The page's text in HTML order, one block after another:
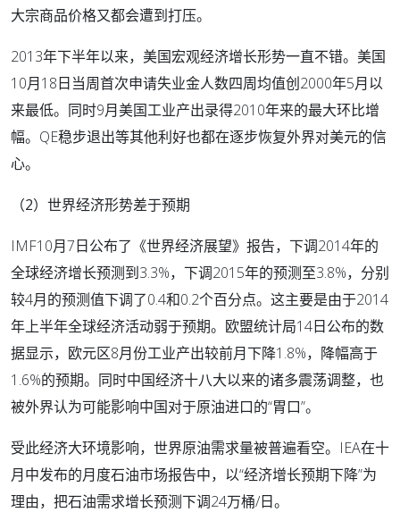
大宗商品价格又都会遭到打压。
2013年下半年以来，美国宏观经济增长形势一直不错。美国
10月18日当周首次申请失业金人数四周均值创2000年5月以
来最低。同时9月美国工业产出录得2010年来的最大环比增
幅。QE稳步退出等其他利好也都在逐步恢复外界对美元的信
心。
（2）世界经济形势差于预期
IMF10月7日公布了《世界经济展望》报告，下调2014年的
全球经济增长预测到3.3%，下调2015年的预测至3.8%，分别
较4月的预测值下调了0.4和0.2个百分点。这主要是由于2014
年上半年全球经济活动弱于预期。欧盟统计局14日公布的数
据显示，欧元区8月份工业产出较前月下降1.8%，降幅高于
1.6%的预期。同时中国经济十八大以来的诸多震荡调整，也
被外界认为可能影响中国对于原油进口的“胃口”。
受此经济大环境影响，世界原油需求量被普遍看空。IEA在十
月中发布的月度石油市场报告中，以“经济增长预期下降”为
理由，把石油需求增长预测下调24万桶/日。